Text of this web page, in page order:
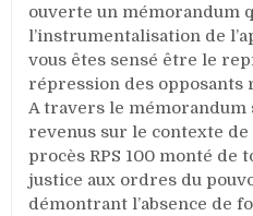
et
ouverte un mémorandum
l’instrumentalisation de
vous êtes sensé être le
répression des opposants
A travers le mémorandum
revenus sur le contexte de
procès RPS 100 monté de
justice aux ordres du
démontrant l’absence de